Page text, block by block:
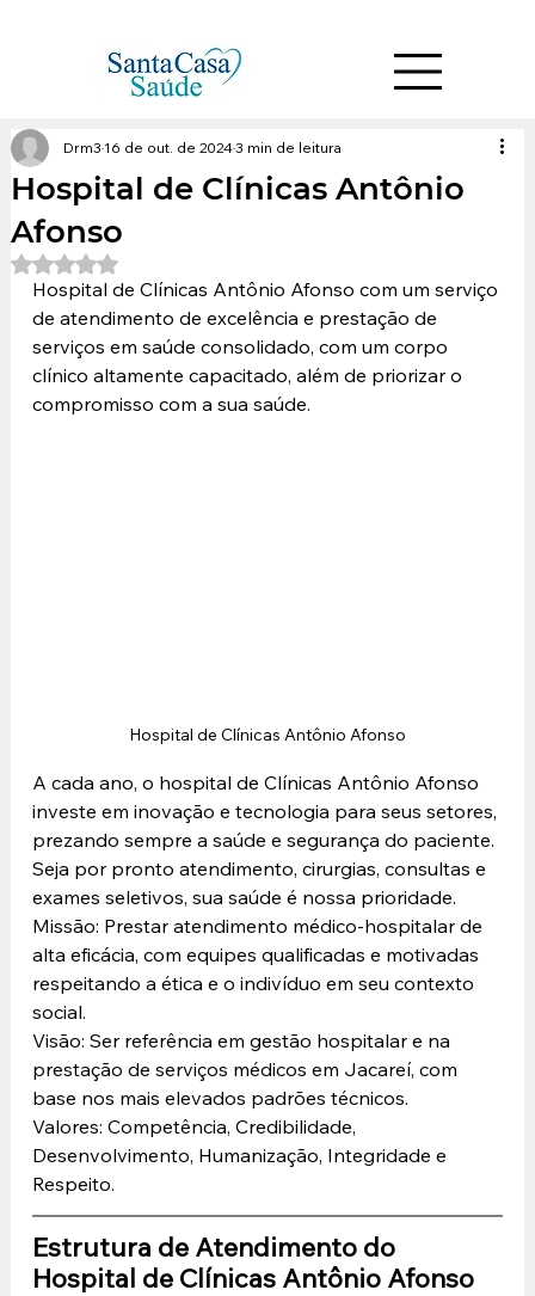
Hospital de Clínicas Antônio
Afonso
Drm316 de out. de 20243 min de leitura
Avaliado com NaN de 5 estrelas.
Hospital de Clínicas Antônio Afonso com um serviço
de atendimento de excelência e prestação de
serviços em saúde consolidado, com um corpo
clínico altamente capacitado, além de priorizar o
compromisso com a sua saúde.
Hospital de Clínicas Antônio Afonso
A cada ano, o hospital de Clínicas Antônio Afonso
investe em inovação e tecnologia para seus setores,
prezando sempre a saúde e segurança do paciente.
Seja por pronto atendimento, cirurgias, consultas e
exames seletivos, sua saúde é nossa prioridade.
Missão: Prestar atendimento médico-hospitalar de
alta eficácia, com equipes qualificadas e motivadas
respeitando a ética e o indivíduo em seu contexto
social.
Visão: Ser referência em gestão hospitalar e na
prestação de serviços médicos em Jacareí, com
base nos mais elevados padrões técnicos.
Valores: Competência, Credibilidade,
Desenvolvimento, Humanização, Integridade e
Respeito.
Estrutura de Atendimento do
Hospital de Clínicas Antônio Afonso